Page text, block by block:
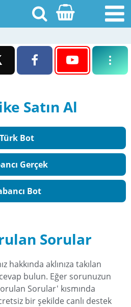
Anasayfa
Blog
Bildirimi
Satın Al
Türk Bot
Gerçek
Bot
Sorular
hakkında aklınıza takılan
bulun. Eğer sorunuzun
Sorular' kısmında
bir şekilde canlı destek